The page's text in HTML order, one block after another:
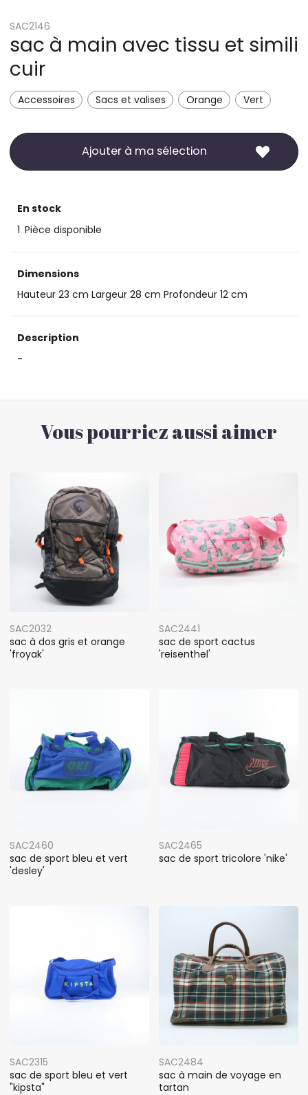
SAC2146
sac à main avec tissu et simili
cuir
Accessoires Sacs et valises Orange Vert
Ajouter à ma sélection
En stock
1 Pièce disponible
Dimensions
Hauteur 23 cm Largeur 28 cm Profondeur 12 cm
Description
-
Vous pourriez aussi aimer
SAC2032
sac à dos gris et orange
'froyak'
SAC2441
sac de sport cactus
'reisenthel'
SAC2460
sac de sport bleu et vert
'desley'
SAC2465
sac de sport tricolore 'nike'
SAC2315
sac de sport bleu et vert
"kipsta"
SAC2484
sac à main de voyage en
tartan